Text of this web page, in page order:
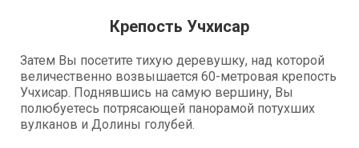
Крепость Учхисар
Затем Вы посетите тихую деревушку, над которой
величественно возвышается 60-метровая крепость
Учхисар. Поднявшись на самую вершину, Вы
полюбуетесь потрясающей панорамой потухших
вулканов и Долины голубей.